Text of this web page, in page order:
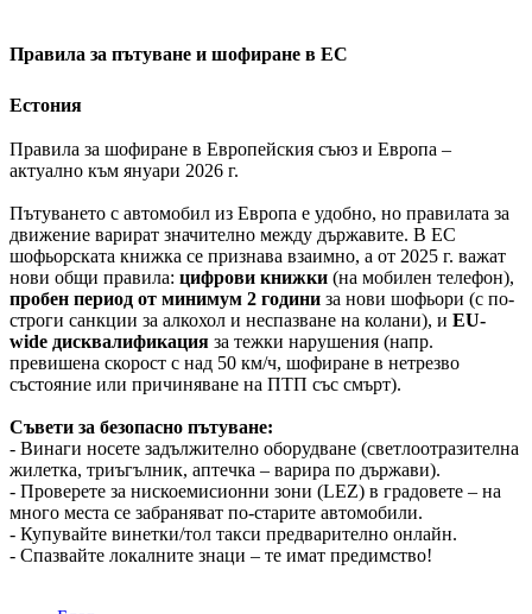
Правила за пътуване и шофиране в ЕС
Естония
Правила за шофиране в Европейския съюз и Европа –
актуално към януари 2026 г.
Пътуването с автомобил из Европа е удобно, но правилата за
движение варират значително между държавите. В ЕС
шофьорската книжка се признава взаимно, а от 2025 г. важат
нови общи правила: цифрови книжки (на мобилен телефон),
пробен период от минимум 2 години за нови шофьори (с по-
строги санкции за алкохол и неспазване на колани), и EU-
wide дисквалификация за тежки нарушения (напр.
превишена скорост с над 50 км/ч, шофиране в нетрезво
състояние или причиняване на ПТП със смърт).
Съвети за безопасно пътуване:
- Винаги носете задължително оборудване (светлоотразителна
жилетка, триъгълник, аптечка – варира по държави).
- Проверете за нискоемисионни зони (LEZ) в градовете – на
много места се забраняват по-старите автомобили.
- Купувайте винетки/тол такси предварително онлайн.
- Спазвайте локалните знаци – те имат предимство!